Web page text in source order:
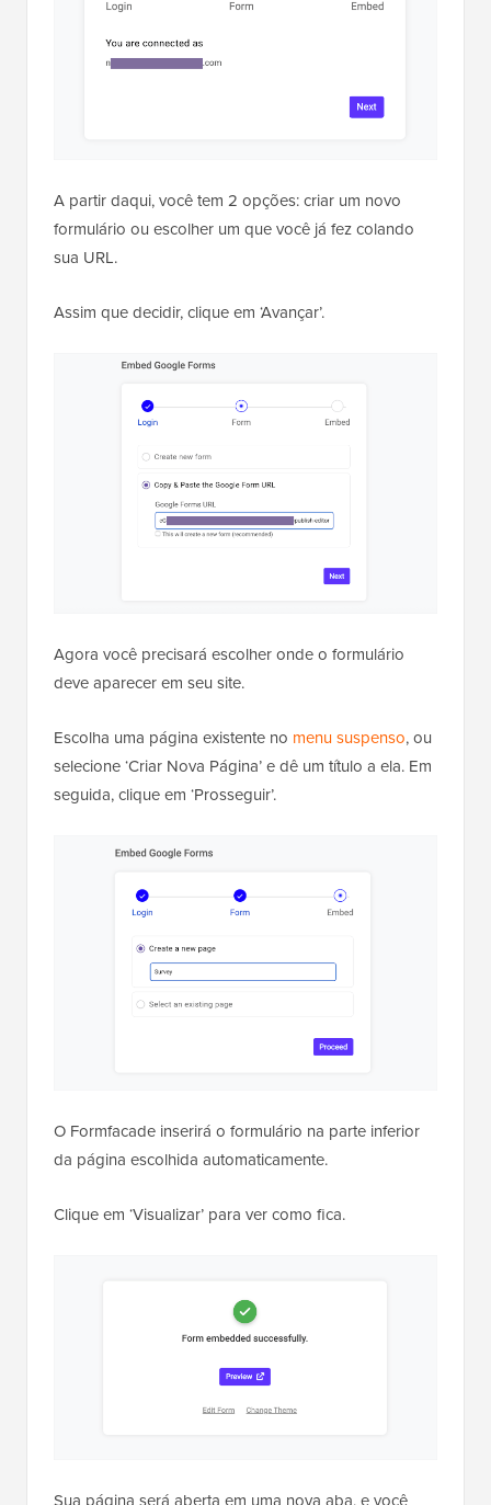
A partir daqui, você tem 2 opções: criar um novo
formulário ou escolher um que você já fez colando
sua URL.
Assim que decidir, clique em ‘Avançar’.
Agora você precisará escolher onde o formulário
deve aparecer em seu site.
Escolha uma página existente no menu suspenso, ou
selecione ‘Criar Nova Página’ e dê um título a ela. Em
seguida, clique em ‘Prosseguir’.
O Formfacade inserirá o formulário na parte inferior
da página escolhida automaticamente.
Clique em ‘Visualizar’ para ver como fica.
Sua página será aberta em uma nova aba, e você